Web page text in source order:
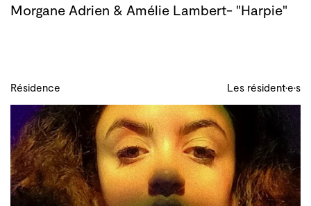
Morgane Adrien & Amélie Lambert- "Harpie"
Résidence Les résident·e·s